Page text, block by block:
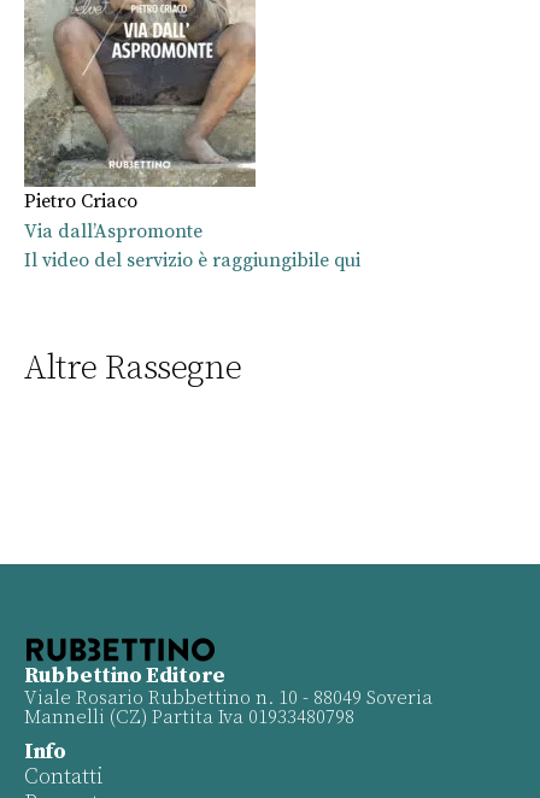
Pietro Criaco
Via dall’Aspromonte
Il video del servizio è raggiungibile qui
Altre Rassegne
Rubbettino Editore
Viale Rosario Rubbettino n. 10 - 88049 Soveria
Mannelli (CZ) Partita Iva 01933480798
Info
Contatti